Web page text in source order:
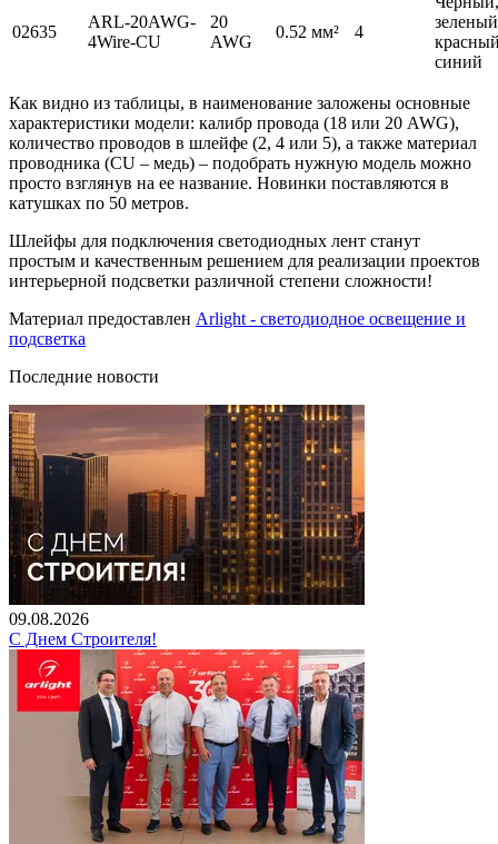
02635
ARL-20AWG-
4Wire-CU
20
AWG
0.52 мм² 4
синий
Как видно из таблицы, в наименование заложены основные
характеристики модели: калибр провода (18 или 20 AWG),
количество проводов в шлейфе (2, 4 или 5), а также материал
проводника (CU – медь) – подобрать нужную модель можно
просто взглянув на ее название. Новинки поставляются в
катушках по 50 метров.
Шлейфы для подключения светодиодных лент станут
простым и качественным решением для реализации проектов
интерьерной подсветки различной степени сложности!
Материал предоставлен Arlight - светодиодное освещение и
подсветка
Последние новости
09.08.2026
С Днем Строителя!